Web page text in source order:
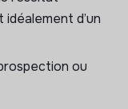
identifiés ;
;
d’autres
et les
d’un
ou